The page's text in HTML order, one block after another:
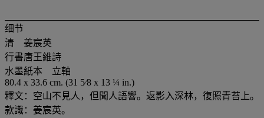
细节
清 姜宸英
行書唐王維詩
水墨紙本 立軸
80.4 x 33.6 cm. (31 5⁄8 x 13 ¼ in.)
釋文：空山不見人，但聞人語響。返影入深林，復照青苔上。
款識：姜宸英。